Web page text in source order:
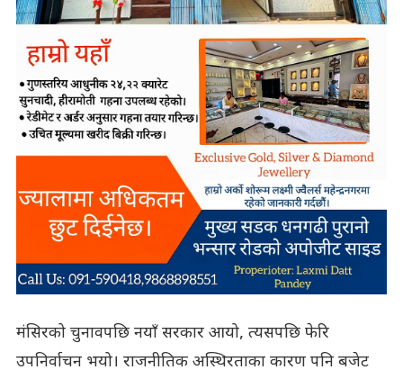
मंसिरको चुनावपछि नयाँ सरकार आयो, त्यसपछि फेरि
उपनिर्वाचन भयो। राजनीतिक अस्थिरताका कारण पनि बजेट